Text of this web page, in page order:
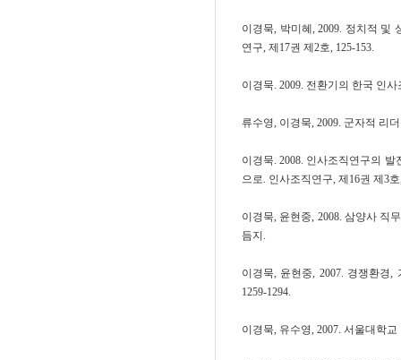
이경묵, 박미혜, 2009. 정치적 및
연구, 제17권 제2호, 125-153.
이경묵. 2009. 전환기의 한국 인
류수영, 이경묵, 2009. 군자적 리
이경묵. 2008. 인사조직연구의
으로. 인사조직연구, 제16권 제3호
이경묵, 윤현중, 2008. 삼양사 직
듬지.
이경묵, 윤현중, 2007. 경쟁환경
1259-1294.
이경묵, 유수영, 2007. 서울대학